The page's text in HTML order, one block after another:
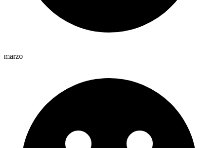
marzo